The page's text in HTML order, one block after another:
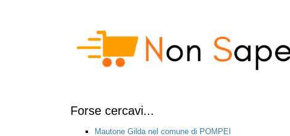
Forse cercavi...
Mautone Gilda nel comune di POMPEI